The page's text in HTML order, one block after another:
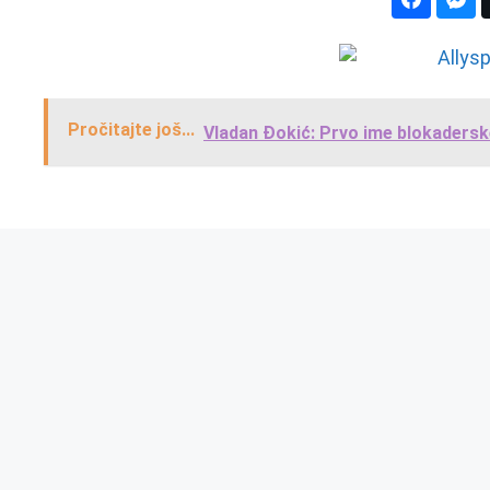
Pročitajte još... Vladan Đokić: Prvo ime